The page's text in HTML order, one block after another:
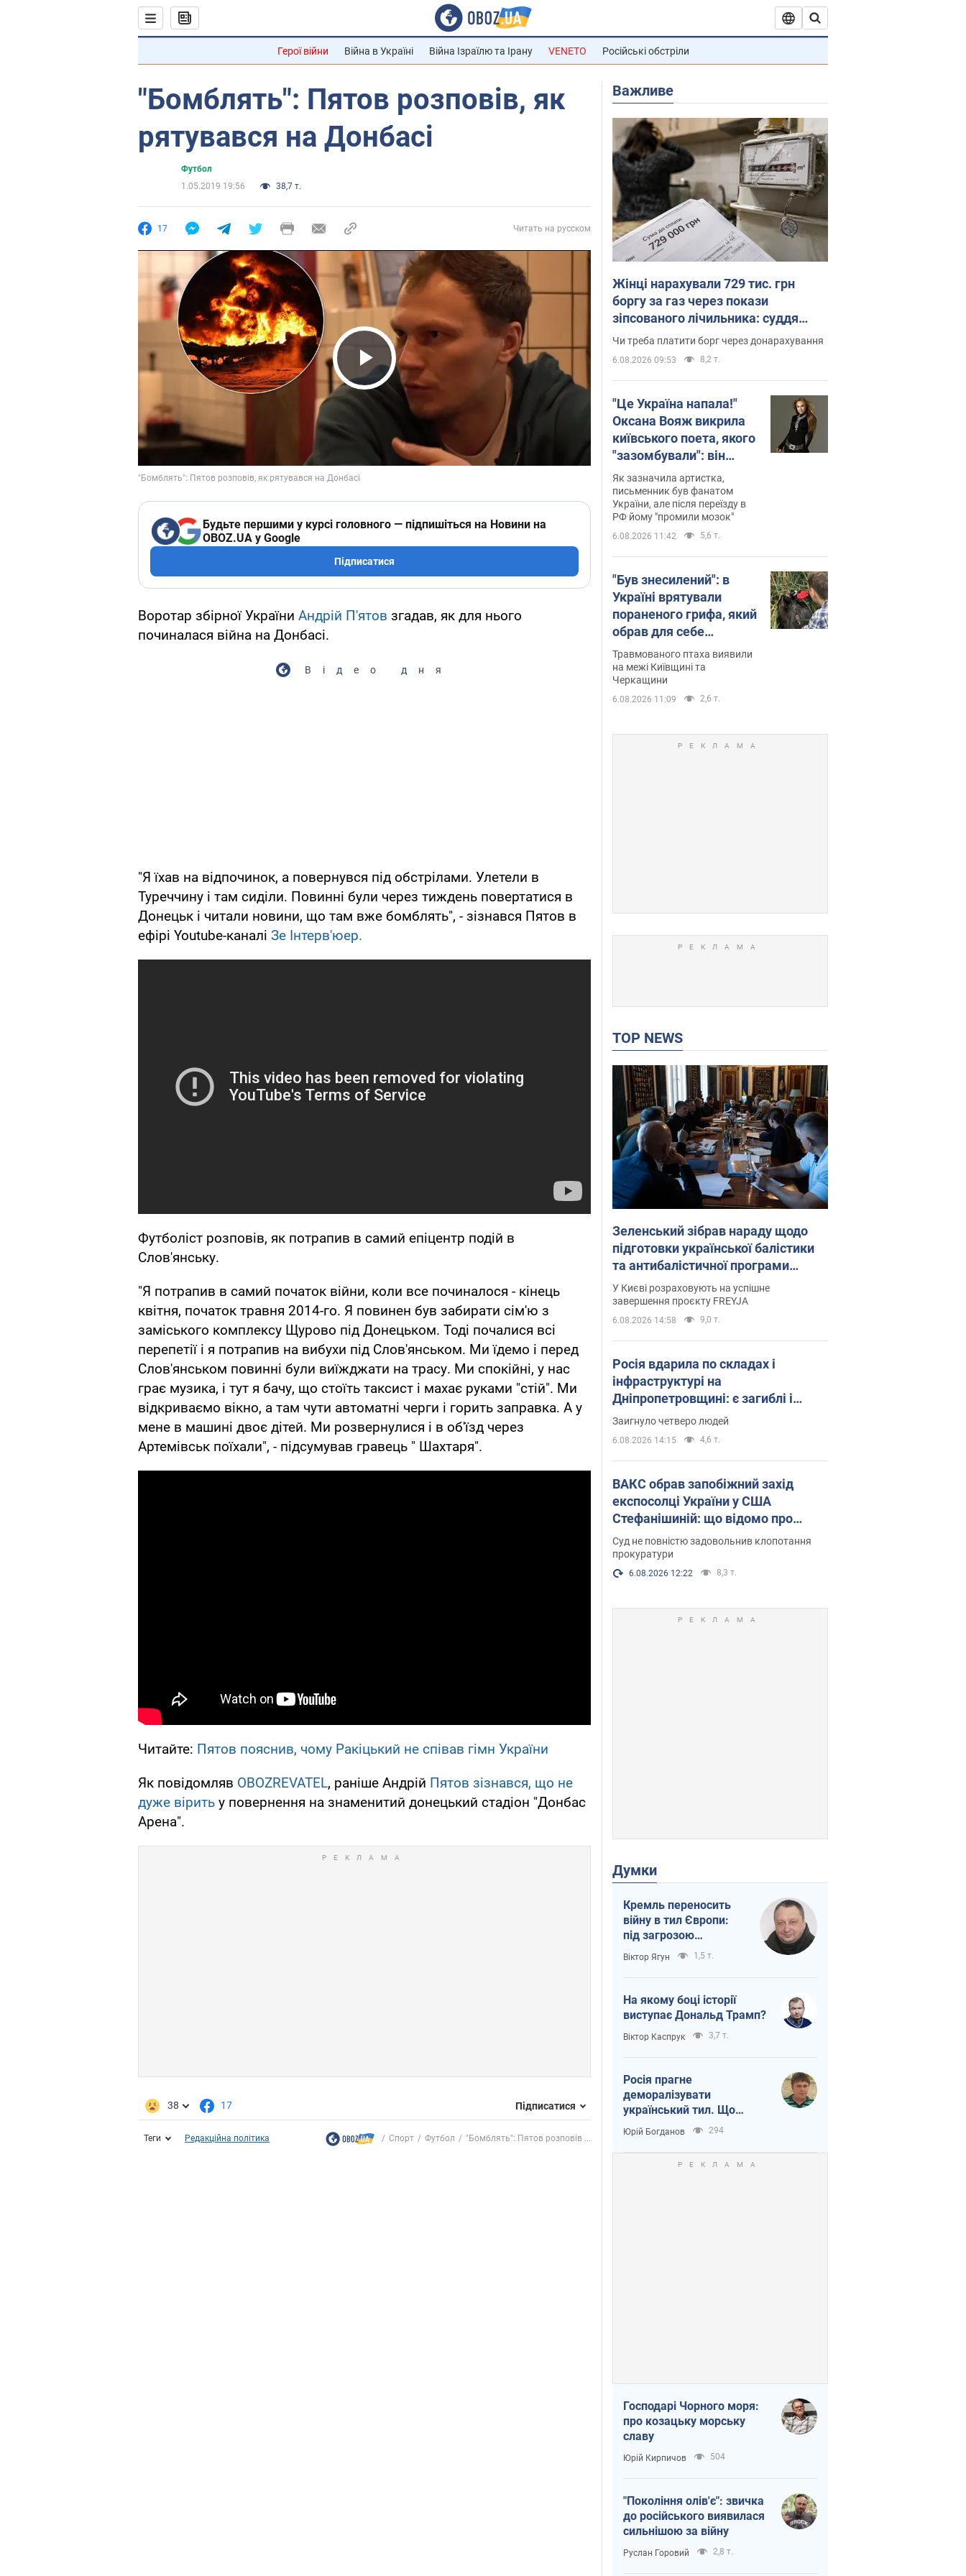
Герої війни Війна в Україні Війна Ізраїлю та Ірану VENETO Російські обстріли
"Бомблять": Пятов розповів, як
рятувався на Донбасі
Футбол
1.05.2019 19:56
38,7 т.
17 Читать на русском
Play Video
Будьте першими у курсі головного — підпишіться на Новини на
OBOZ.UA у Google
Підписатися
Воротар збірної України Андрій П'ятов згадав, як для нього
починалася війна на Донбасі.
Відео дня
"Я їхав на відпочинок, а повернувся під обстрілами. Улетели в
Туреччину і там сиділи. Повинні були через тиждень повертатися в
Донецьк і читали новини, що там вже бомблять", - зізнався Пятов в
ефірі Youtube-каналі Зе Інтерв'юер.
Футболіст розповів, як потрапив в самий епіцентр подій в
Слов'янську.
"Я потрапив в самий початок війни, коли все починалося - кінець
квітня, початок травня 2014-го. Я повинен був забирати сім'ю з
заміського комплексу Щурово під Донецьком. Тоді почалися всі
перепетії і я потрапив на вибухи під Слов'янськом. Ми їдемо і перед
Слов'янськом повинні були виїжджати на трасу. Ми спокійні, у нас
грає музика, і тут я бачу, що стоїть таксист і махає руками "стій". Ми
відкриваємо вікно, а там чути автоматні черги і горить заправка. А у
мене в машині двоє дітей. Ми розвернулися і в об'їзд через
Артемівськ поїхали", - підсумував гравець " Шахтаря".
Читайте: Пятов пояснив, чому Ракіцький не співав гімн України
Як повідомляв OBOZREVATEL, раніше Андрій Пятов зізнався, що не
дуже вірить у повернення на знаменитий донецький стадіон "Донбас
Арена".
38 17 Підписатися
Теги Редакційна політика Спорт Футбол "Бомблять": Пятов розповів ...
Важливе
Жінці нарахували 729 тис. грн
боргу за газ через покази
зіпсованого лічильника: суддя
ухвалив неочікуване рішення
Чи треба платити борг через донарахування
6.08.2026 09:53 8,2 т.
"Це Україна напала!"
Оксана Вояж викрила
київського поета, якого
"зазомбували": він
навіть російської не
знав, а тепер хоче
геноциду українців
Як зазначила артистка,
письменник був фанатом
України, але після переїзду в
РФ йому "промили мозок"
6.08.2026 11:42 5,6 т.
"Був знесилений": в
Україні врятували
пораненого грифа, який
обрав для себе
нетиповий маршрут.
Фото
Травмованого птаха виявили
на межі Київщині та
Черкащини
6.08.2026 11:09 2,6 т.
TOP NEWS
Зеленський зібрав нараду щодо
підготовки української балістики
та антибалістичної програми
FREYJA: які рішення готуються
У Києві розраховують на успішне
завершення проєкту FREYJA
6.08.2026 14:58 9,0 т.
Росія вдарила по складах і
інфраструктурі на
Дніпропетровщині: є загиблі і
поранені. Фото
Заигнуло четверо людей
6.08.2026 14:15 4,6 т.
ВАКС обрав запобіжний захід
експосолці України у США
Стефанішиній: що відомо про
справу
Суд не повністю задовольнив клопотання
прокуратури
6.08.2026 12:22 8,3 т.
Думки
Кремль переносить
війну в тил Європи:
під загрозою
критична логістика
Віктор Ягун 1,5 т.
На якому боці історії
виступає Дональд Трамп?
Віктор Каспрук 3,7 т.
Росія прагне
деморалізувати
український тил. Що
варто собі нагадати
Юрій Богданов 294
Господарі Чорного моря:
про козацьку морську
славу
Юрій Кирпичов 504
"Покоління олів'є": звичка
до російського виявилася
сильнішою за війну
Руслан Горовий 2,8 т.